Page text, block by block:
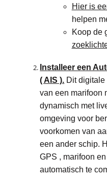
Hier is
helpen
Koop de
Installeer een
( AIS ). Dit
van een marifoon
dynamisch met
omgeving voor
voorkomen van
een ander schip.
GPS , marifoon
automatisch te